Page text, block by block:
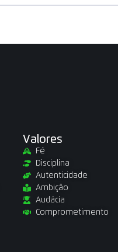
Fé
Disciplina
Autenticidade
Ambição
Audácia
Comprometimento
Valores